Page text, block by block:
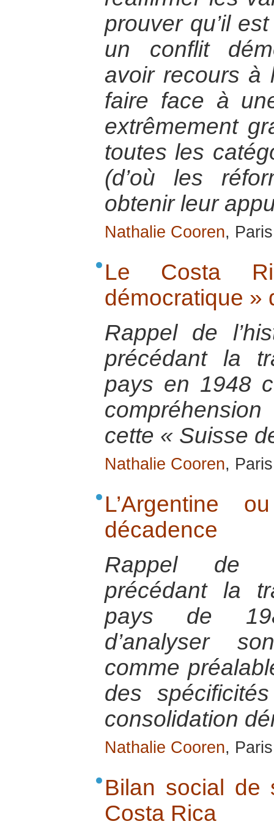
prouver qu’il
un conflit
avoir recours à
faire face à
extrêmement
toutes les
(d’où les
obtenir leur
Nathalie Cooren,
Le Costa
démocratique »
Rappel de
précédant la
pays en 1948
cette « Suisse
Nathalie Cooren,
L’Argentine
décadence
Rappel de
précédant la
pays de
d’analyser
comme
des
consolidation
Nathalie Cooren,
Bilan social de
Costa Rica